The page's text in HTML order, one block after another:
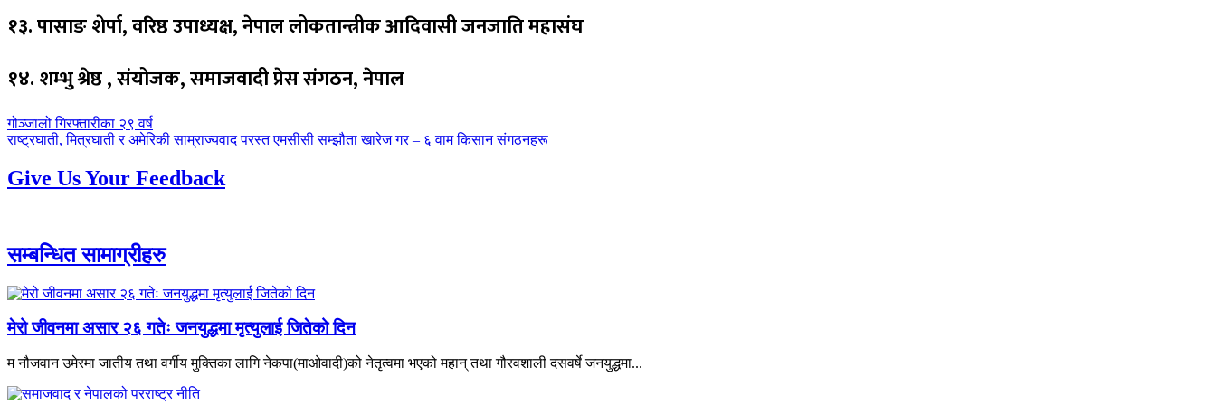
१३. पासाङ शेर्पा, वरिष्ठ उपाध्यक्ष, नेपाल लोकतान्त्रीक आदिवासी जनजाति महासंघ
१४. शम्भु श्रेष्ठ , स‌ंयोजक, समाजवादी प्रेस संगठन, नेपाल
पछिल्लाे
-
गोञ्जालो गिरफ्तारीका २९ वर्ष
अघिल्लाे
राष्ट्रघाती, मित्रघाती र अमेरिकी साम्राज्यवाद परस्त एमसीसी सम्झौता खारेज गर – ६ वाम किसान संगठनहरू
Give Us Your Feedback
सम्बन्धित सामाग्रीहरु
मेरो जीवनमा असार २६ गतेः जनयुद्धमा मृत्युलाई जितेको दिन
म नौजवान उमेरमा जातीय तथा वर्गीय मुक्तिका लागि नेकपा(माओवादी)को नेतृत्वमा भएको महान् तथा गौरवशाली दसवर्षे जनयुद्धमा...